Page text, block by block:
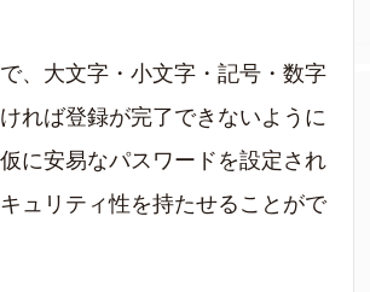
、大文字・小文字・記号・数字
れば登録が完了できないように
に安易なパスワードを設定され
ュリティ性を持たせることがで